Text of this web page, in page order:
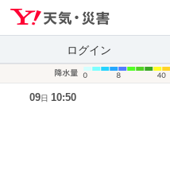
ログイン
09日 10:50